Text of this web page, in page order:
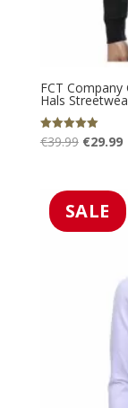
FCT Company
Hals
Gewaardeerd
5.00
€39.99
€39.99.
€29.99
SALE